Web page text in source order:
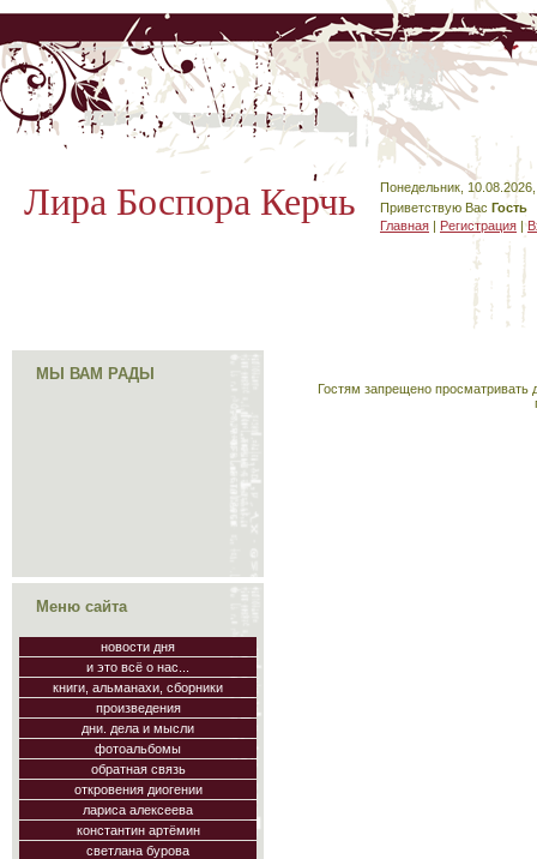
Лира Боспора Керчь
Понедельник,
Приветствую Вас Гость
Главная | Регистрация |
МЫ ВАМ РАДЫ
Меню сайта
новости дня
и это всё о нас...
книги, альманахи, сборники
произведения
дни. дела и мысли
фотоальбомы
обратная связь
откровения диогении
лариса алексеева
константин артёмин
светлана бурова
Гостям запрещено просматривать